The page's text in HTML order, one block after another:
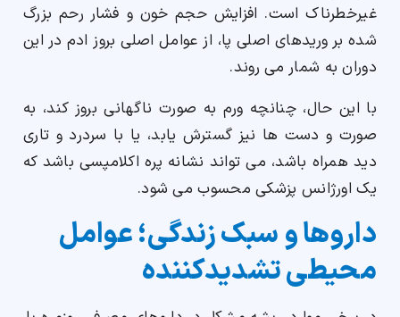
غیرخطرناک است. افزایش حجم خون و فشار رحم بزرگ
شده بر وریدهای اصلی پا، از عوامل اصلی بروز ادم در این
دوران به شمار می روند.
با این حال، چنانچه ورم به صورت ناگهانی بروز کند، به
صورت و دست ها نیز گسترش یابد، یا با سردرد و تاری
دید همراه باشد، می تواند نشانه پره اکلامپسی باشد که
یک اورژانس پزشکی محسوب می شود.
داروها و سبک زندگی؛ عوامل
محیطی تشدیدکننده